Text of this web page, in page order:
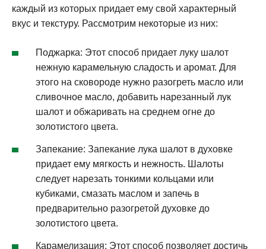
каждый из которых придает ему свой характерный
вкус и текстуру. Рассмотрим некоторые из них:
Поджарка: Этот способ придает луку шалот
нежную карамельную сладость и аромат. Для
этого на сковороде нужно разогреть масло или
сливочное масло, добавить нарезанный лук
шалот и обжаривать на среднем огне до
золотистого цвета.
Запекание: Запекание лука шалот в духовке
придает ему мягкость и нежность. Шалоты
следует нарезать тонкими кольцами или
кубиками, смазать маслом и запечь в
предварительно разогретой духовке до
золотистого цвета.
Карамелизация: Этот способ позволяет достичь